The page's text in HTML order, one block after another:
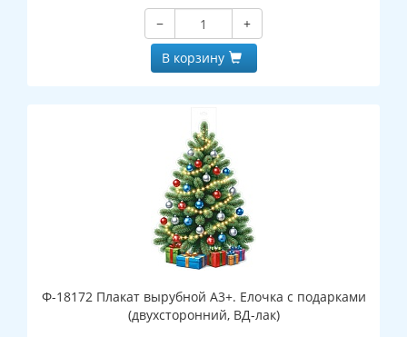
−
+
В корзину
Ф-18172 Плакат вырубной А3+. Елочка с подарками
(двухсторонний, ВД-лак)